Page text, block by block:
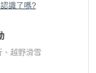
識了嗎?
、越野滑雪